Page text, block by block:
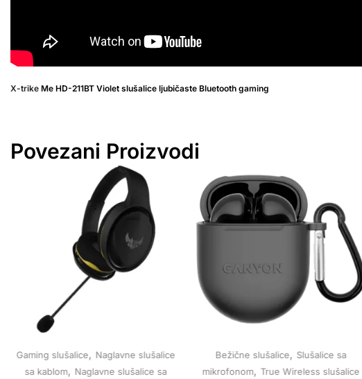
X-trike Me HD-211BT Violet slušalice ljubičaste Bluetooth gaming
Povezani Proizvodi
Gaming slušalice, Naglavne slušalice
sa kablom, Naglavne slušalice sa
Bežične slušalice, Slušalice sa
mikrofonom, True Wireless slušalice